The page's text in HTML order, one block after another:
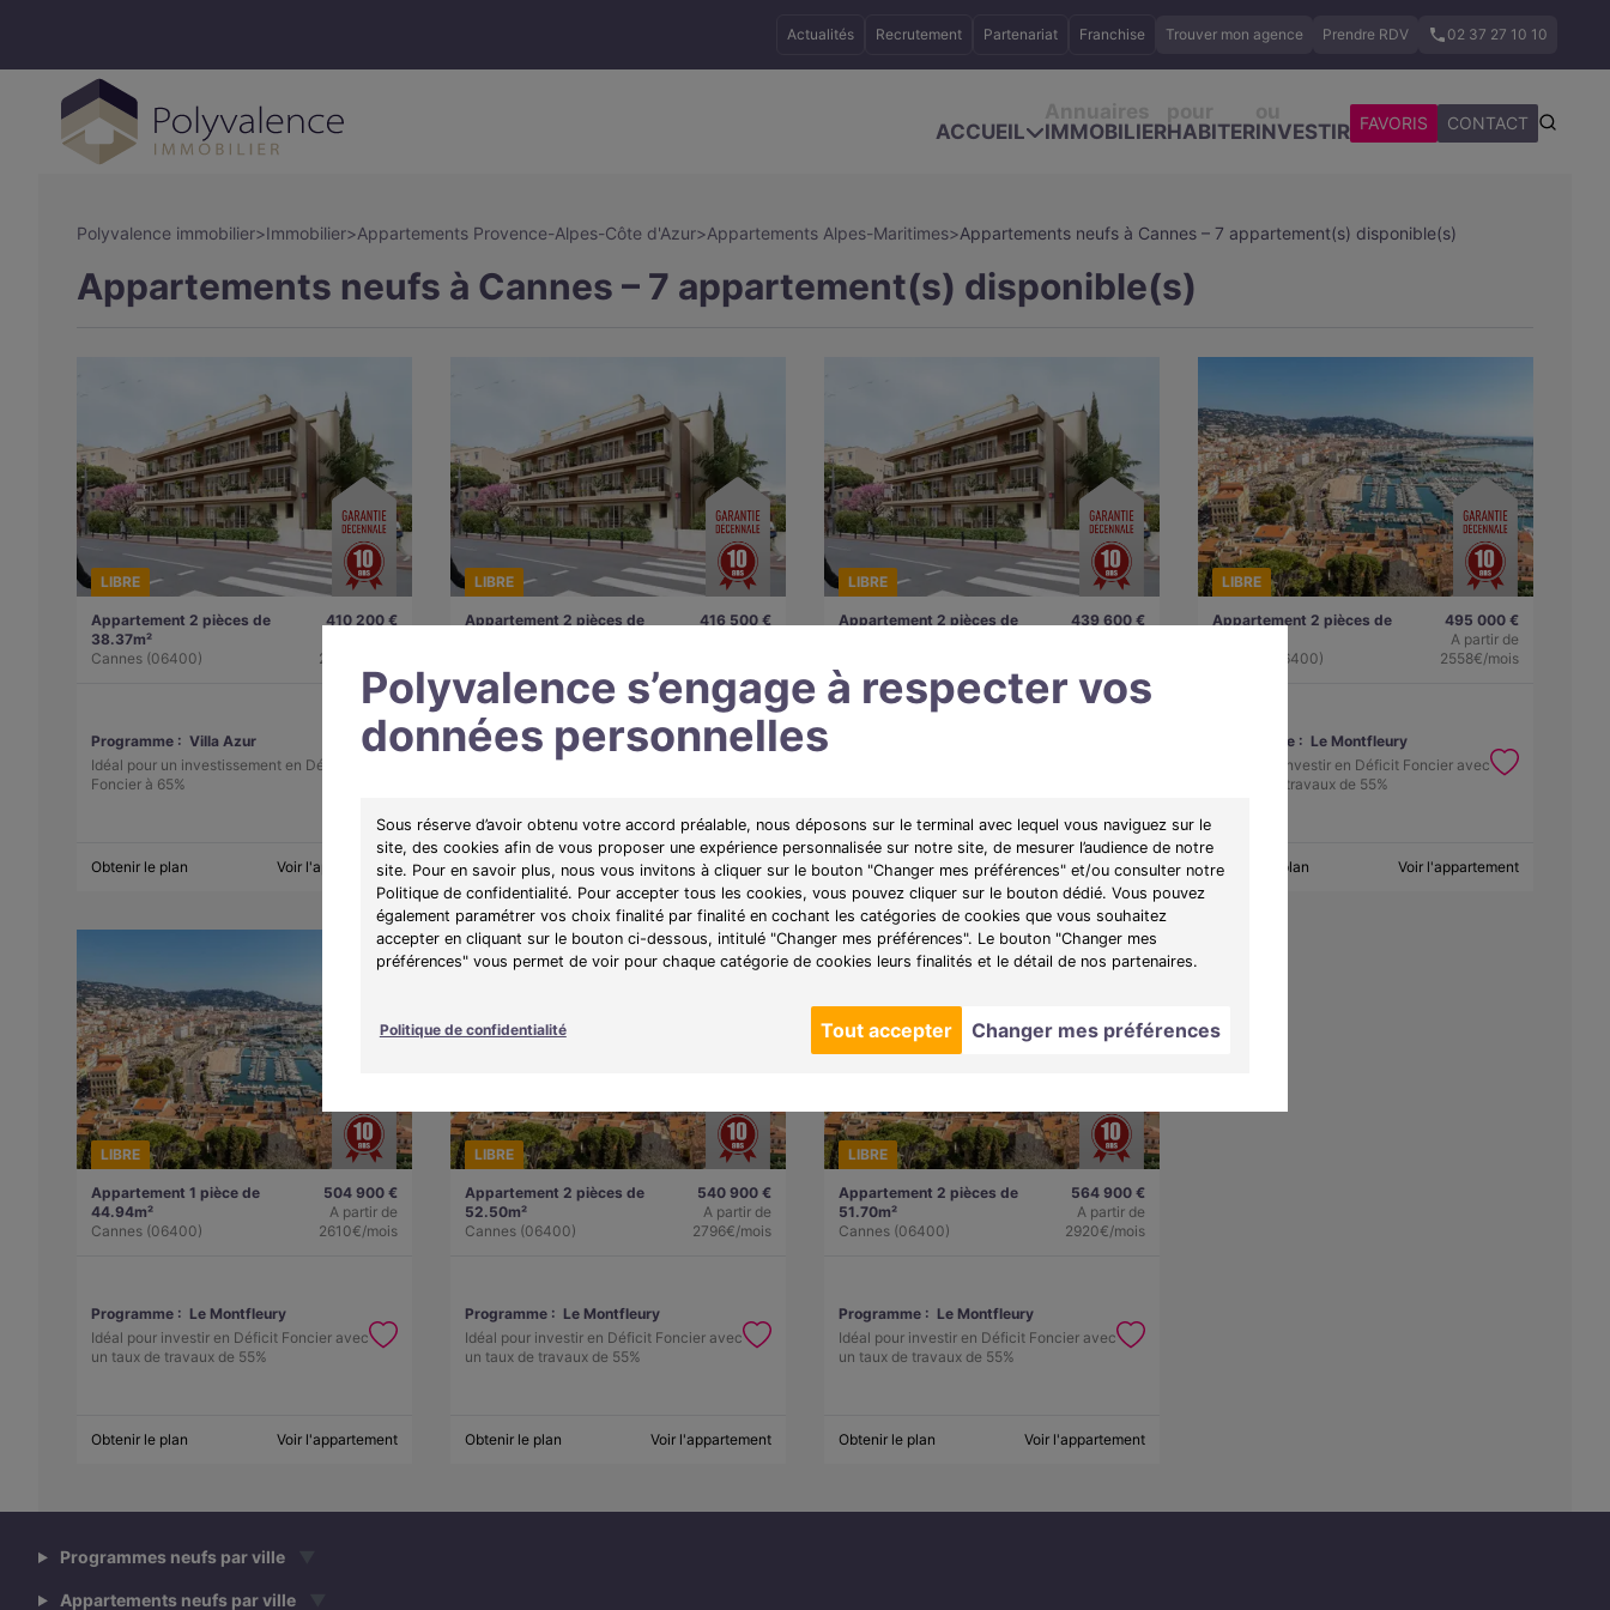
Polyvalence s’engage à respecter vos
données personnelles
Sous réserve d’avoir obtenu votre accord préalable, nous déposons sur le terminal avec lequel vous naviguez sur le
site, des cookies afin de vous proposer une expérience personnalisée sur notre site, de mesurer l’audience de notre
site. Pour en savoir plus, nous vous invitons à cliquer sur le bouton "Changer mes préférences" et/ou consulter notre
Politique de confidentialité. Pour accepter tous les cookies, vous pouvez cliquer sur le bouton dédié. Vous pouvez
également paramétrer vos choix finalité par finalité en cochant les catégories de cookies que vous souhaitez
accepter en cliquant sur le bouton ci-dessous, intitulé "Changer mes préférences". Le bouton "Changer mes
préférences" vous permet de voir pour chaque catégorie de cookies leurs finalités et le détail de nos partenaires.
Politique de confidentialité Tout accepter Changer mes préférences
Actualités Recrutement Partenariat Franchise Trouver mon agence Prendre RDV 02 37 27 10 10
ACCUEIL
IMMOBILIERHABITERINVESTIR FAVORIS CONTACT
Polyvalence immobilier>Immobilier>Appartements Provence-Alpes-Côte d'Azur>Appartements Alpes-Maritimes>Appartements neufs à Cannes – 7 appartement(s) disponible(s)
Appartements neufs à Cannes – 7 appartement(s) disponible(s)
LIBRE
Appartement 2 pièces de
38.37m²
Cannes (06400)
410 200 €
2120€/mois
Programme : Villa Azur
Idéal pour un investissement en Déficit
Foncier à 65%
Obtenir le plan Voir l'appartement
LIBRE
Appartement 2 pièces de
416 500 €
Programme :
Villa Azur
Idéal pour un investissement en Déficit
Obtenir le plan Voir l'appartement
LIBRE
Appartement 2 pièces de
439 600 €
Obtenir le plan Voir l'appartement
LIBRE
Appartement 2 pièces de
Cannes (06400)
495 000 €
A partir de
2558€/mois
Programme : Le Montfleury
Idéal pour investir en Déficit Foncier avec
un taux de travaux de 55%
Obtenir le plan Voir l'appartement
LIBRE
Appartement 1 pièce de
44.94m²
Cannes (06400)
504 900 €
A partir de
2610€/mois
Programme : Le Montfleury
Idéal pour investir en Déficit Foncier avec
un taux de travaux de 55%
Obtenir le plan Voir l'appartement
LIBRE
Appartement 2 pièces de
52.50m²
Cannes (06400)
540 900 €
A partir de
2796€/mois
Programme : Le Montfleury
Idéal pour investir en Déficit Foncier avec
un taux de travaux de 55%
Obtenir le plan Voir l'appartement
LIBRE
Appartement 2 pièces de
51.70m²
Cannes (06400)
564 900 €
A partir de
2920€/mois
Programme : Le Montfleury
Idéal pour investir en Déficit Foncier avec
un taux de travaux de 55%
Obtenir le plan Voir l'appartement
Programmes neufs par ville
Appartements neufs par ville